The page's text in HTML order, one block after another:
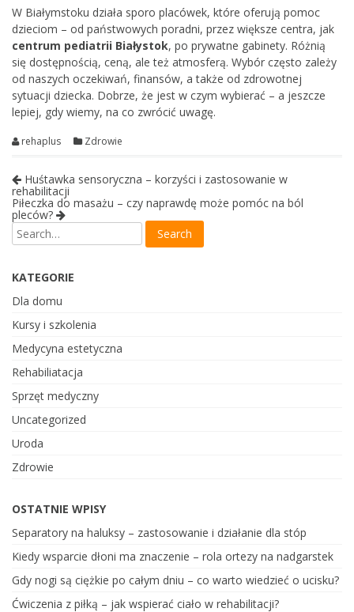
W Białymstoku działa sporo placówek, które oferują pomoc
dzieciom – od państwowych poradni, przez większe centra, jak
centrum pediatrii Białystok, po prywatne gabinety. Różnią
się dostępnością, ceną, ale też atmosferą. Wybór często zależy
od naszych oczekiwań, finansów, a także od zdrowotnej
sytuacji dziecka. Dobrze, że jest w czym wybierać – a jeszcze
lepiej, gdy wiemy, na co zwrócić uwagę.
rehaplus Zdrowie
Huśtawka sensoryczna – korzyści i zastosowanie w
rehabilitacji
Piłeczka do masażu – czy naprawdę może pomóc na ból
pleców?
KATEGORIE
Dla domu
Kursy i szkolenia
Medycyna estetyczna
Rehabiliatacja
Sprzęt medyczny
Uncategorized
Uroda
Zdrowie
OSTATNIE WPISY
Separatory na haluksy – zastosowanie i działanie dla stóp
Kiedy wsparcie dłoni ma znaczenie – rola ortezy na nadgarstek
Gdy nogi są ciężkie po całym dniu – co warto wiedzieć o ucisku?
Ćwiczenia z piłką – jak wspierać ciało w rehabilitacji?